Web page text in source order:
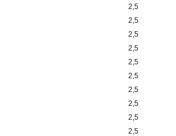
2,5
2,5
2,5
2,5
2,5
2,5
2,5
2,5
2,5
2,5